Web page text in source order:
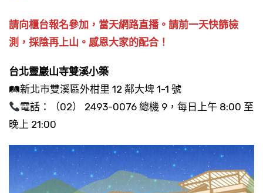
請向櫃台報名參加，當天網路直播。請前一天快篩檢
測，採陰再上山。感恩大家的配合！
台北靈巖山寺雙溪小築
🛤新北市雙溪區外柑里 12 鄰大埤 1-1 號
電話：（02） 2493-0076 總機 9，每日上午 8:00 至
晚上 21:00